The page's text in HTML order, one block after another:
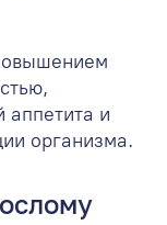
аппетита и
организма.